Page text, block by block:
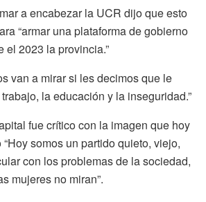
a encabezar la UCR dijo que esto
“armar una plataforma de gobierno
el 2023 la provincia.”
van a mirar si les decimos que le
la educación y la inseguridad.”
fue crítico con la imagen que hoy
somos un partido quieto, viejo,
con los problemas de la sociedad,
mujeres no miran”.